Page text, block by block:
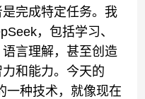
完成特定任务。我
，包括学习、
言理解，甚至创造
和能力。今天的
一种技术，就像现在